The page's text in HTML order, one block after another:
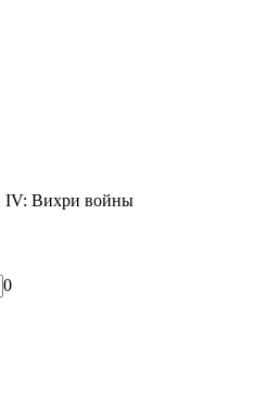
IV: Вихри войны
0